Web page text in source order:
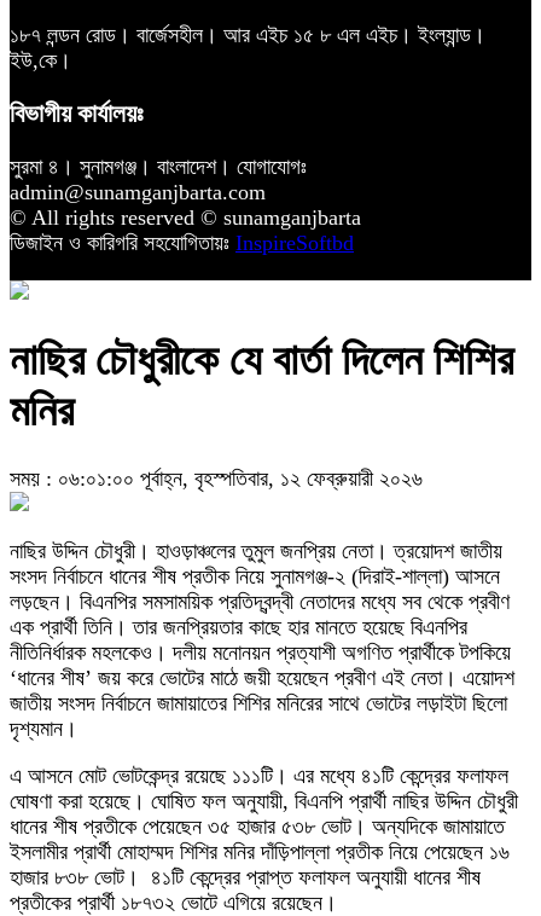
১৮৭ লন্ডন রোড। বার্জেসহীল। আর এইচ ১৫ ৮ এল এইচ। ইংল্যান্ড।
ইউ,কে।
বিভাগীয় কার্যালয়ঃ
সুরমা ৪। সুনামগঞ্জ। বাংলাদেশ। যোগাযোগঃ
admin@sunamganjbarta.com
© All rights reserved © sunamganjbarta
ডিজাইন ও কারিগরি সহযোগিতায়ঃ InspireSoftbd
নাছির চৌধুরীকে যে বার্তা দিলেন শিশির
মনির
সময় : ০৬:০১:০০ পূর্বাহ্ন, বৃহস্পতিবার, ১২ ফেব্রুয়ারী ২০২৬
নাছির উদ্দিন চৌধুরী। হাওড়াঞ্চলের তুমুল জনপ্রিয় নেতা। ত্রয়োদশ জাতীয়
সংসদ নির্বাচনে ধানের শীষ প্রতীক নিয়ে সুনামগঞ্জ-২ (দিরাই-শাল্লা) আসনে
লড়ছেন। বিএনপির সমসাময়িক প্রতিদ্বন্দ্বী নেতাদের মধ্যে সব থেকে প্রবীণ
এক প্রার্থী তিনি। তার জনপ্রিয়তার কাছে হার মানতে হয়েছে বিএনপির
নীতিনির্ধারক মহলকেও। দলীয় মনোনয়ন প্রত্যাশী অগণিত প্রার্থীকে টপকিয়ে
‘ধানের শীষ’ জয় করে ভোটের মাঠে জয়ী হয়েছেন প্রবীণ এই নেতা। এয়োদশ
জাতীয় সংসদ নির্বাচনে জামায়াতের শিশির মনিরের সাথে ভোটের লড়াইটা ছিলো
দৃশ্যমান।
এ আসনে মোট ভোটকেন্দ্র রয়েছে ১১১টি। এর মধ্যে ৪১টি কেন্দ্রের ফলাফল
ঘোষণা করা হয়েছে। ঘোষিত ফল অনুযায়ী, বিএনপি প্রার্থী নাছির উদ্দিন চৌধুরী
ধানের শীষ প্রতীকে পেয়েছেন ৩৫ হাজার ৫৩৮ ভোট। অন্যদিকে জামায়াতে
ইসলামীর প্রার্থী মোহাম্মদ শিশির মনির দাঁড়িপাল্লা প্রতীক নিয়ে পেয়েছেন ১৬
হাজার ৮৩৮ ভোট। ৪১টি কেন্দ্রের প্রাপ্ত ফলাফল অনুযায়ী ধানের শীষ
প্রতীকের প্রার্থী ১৮৭৩২ ভোটে এগিয়ে রয়েছেন।